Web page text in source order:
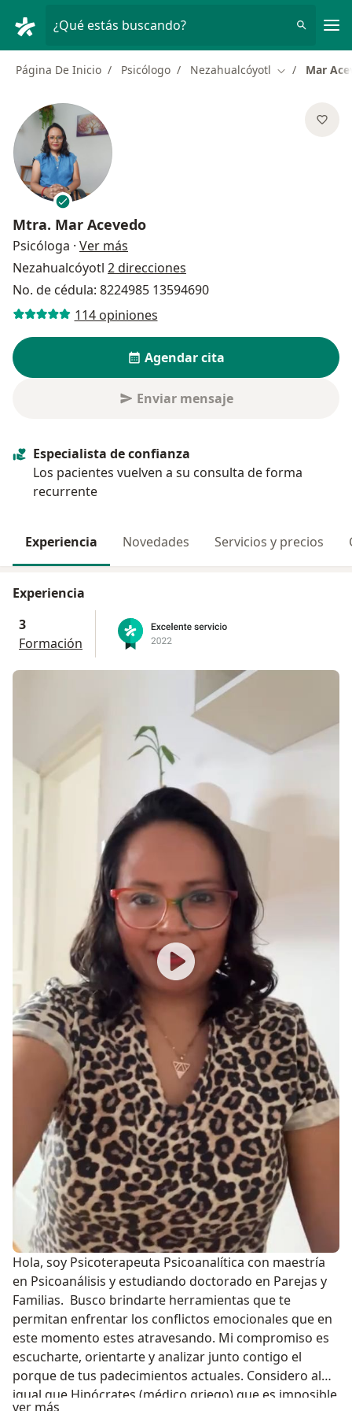
¿Qué estás buscando?
Página De Inicio Psicólogo Nezahualcóyotl Cambiar de
Mar
Mtra. Mar Acevedo
Psicóloga · Ver más
Nezahualcóyotl 2 direcciones
No. de cédula: 8224985 13594690
114 opiniones
Agendar cita
Enviar mensaje
Especialista de confianza
Los pacientes vuelven a su consulta de forma
recurrente
Experiencia Novedades Servicios y precios
Experiencia
3
Formación
Hola, soy Psicoterapeuta Psicoanalítica con maestría
en Psicoanálisis y estudiando doctorado en Parejas y
Familias. Busco brindarte herramientas que te
permitan enfrentar los conflictos emocionales que en
este momento estes atravesando. Mi compromiso es
escucharte, orientarte y analizar junto contigo el
porque de tus padecimientos actuales. Considero al
igual que Hipócrates (médico griego) que es imposible
ver más